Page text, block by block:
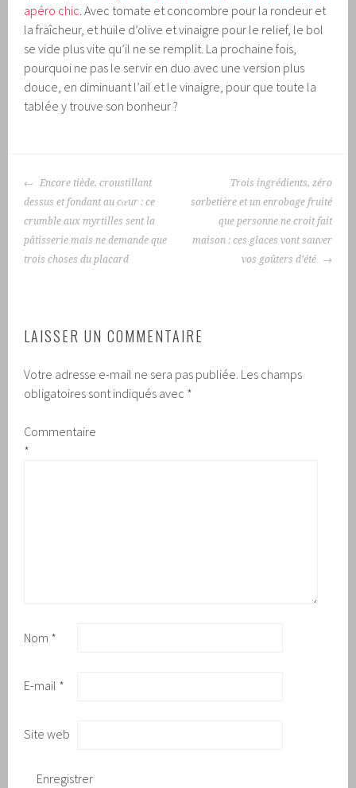
apéro chic . Avec tomate et concombre pour la rondeur et
la fraîcheur, et huile d’olive et vinaigre pour le relief, le bol
se vide plus vite qu’il ne se remplit. La prochaine fois,
pourquoi ne pas le servir en duo avec une version plus
douce, en diminuant l’ail et le vinaigre, pour que toute la
tablée y trouve son bonheur ?
NAVIGATION
DES
ARTICLES
Encore tiède, croustillant
dessus et fondant au cœur : ce
crumble aux myrtilles sent la
pâtisserie mais ne demande que
trois choses du placard
Trois ingrédients, zéro
sorbetière et un enrobage fruité
que personne ne croit fait
maison : ces glaces vont sauver
vos goûters d’été
LAISSER UN COMMENTAIRE
Votre adresse e-mail ne sera pas publiée. Les champs
obligatoires sont indiqués avec *
Commentaire
*
Nom *
E-mail *
Site web
Enregistrer